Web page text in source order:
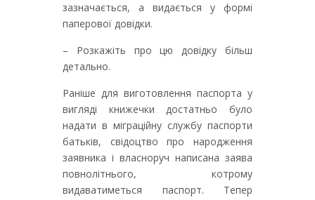
зазначається, а видається у формі
паперової довідки.
– Розкажіть про цю довідку більш
детально.
Раніше для виготовлення паспорта у
вигляді книжечки достатньо було
надати в міграційну службу паспорти
батьків, свідоцтво про народження
заявника і власноруч написана заява
повнолітнього, котрому
видаватиметься паспорт. Тепер